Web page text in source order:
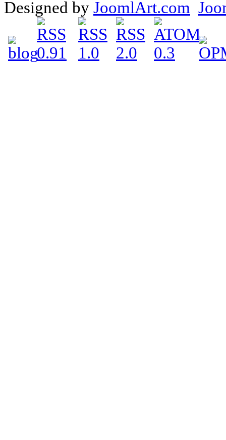
Designed by JoomlArt.com